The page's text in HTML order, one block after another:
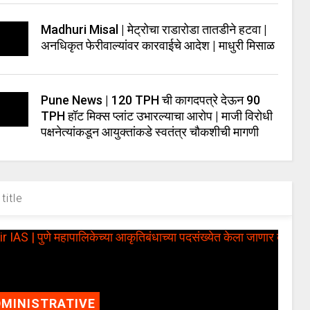
Madhuri Misal | मेट्रोचा राडारोडा तातडीने हटवा |
अनधिकृत फेरीवाल्यांवर कारवाईचे आदेश | माधुरी मिसाळ
Pune News | 120 TPH ची कागदपत्रे देऊन 90
TPH हॉट मिक्स प्लांट उभारल्याचा आरोप | माजी विरोधी
पक्षनेत्यांकडून आयुक्तांकडे स्वतंत्र चौकशीची मागणी